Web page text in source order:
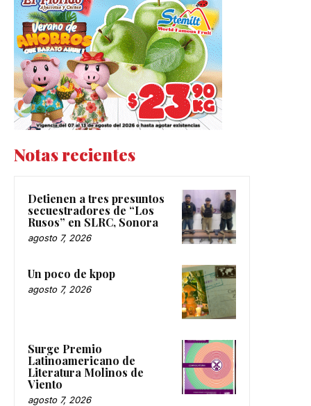
Notas recientes
Detienen a tres presuntos
secuestradores de “Los
Rusos” en SLRC, Sonora
agosto 7, 2026
Un poco de kpop
agosto 7, 2026
Surge Premio
Latinoamericano de
Literatura Molinos de
Viento
agosto 7, 2026